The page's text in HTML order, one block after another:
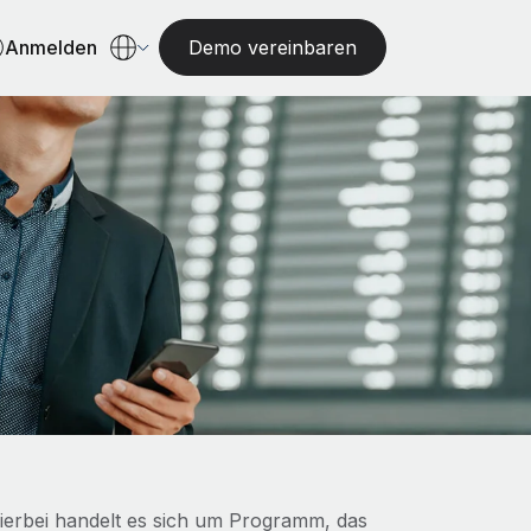
Anmelden Demo vereinbaren
handelt es sich um Programm, das